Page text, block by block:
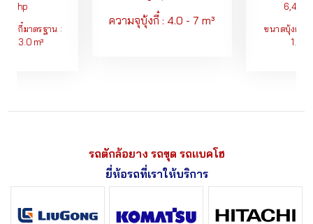
hp
งกี๋มาตรฐาน :
- 3.0 m³
ความจุบุ้งกี๋ : 4.0 - 7 m³
6,400
ขนาดบุ้งกี๋มาต
1.2m
รถตักล้อยาง รถขุด รถแบคโฮ
ยี่ห้อรถที่เราให้บริการ